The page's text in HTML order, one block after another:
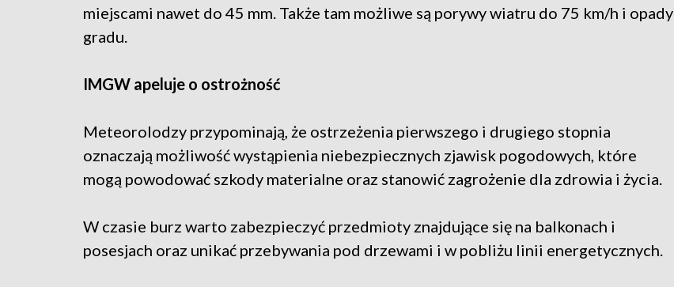
miejscami nawet do 45 mm. Także tam możliwe są porywy wiatru do 75 km/h i opady
gradu.
IMGW apeluje o ostrożność
Meteorolodzy przypominają, że ostrzeżenia pierwszego i drugiego stopnia
oznaczają możliwość wystąpienia niebezpiecznych zjawisk pogodowych, które
mogą powodować szkody materialne oraz stanowić zagrożenie dla zdrowia i życia.
W czasie burz warto zabezpieczyć przedmioty znajdujące się na balkonach i
posesjach oraz unikać przebywania pod drzewami i w pobliżu linii energetycznych.